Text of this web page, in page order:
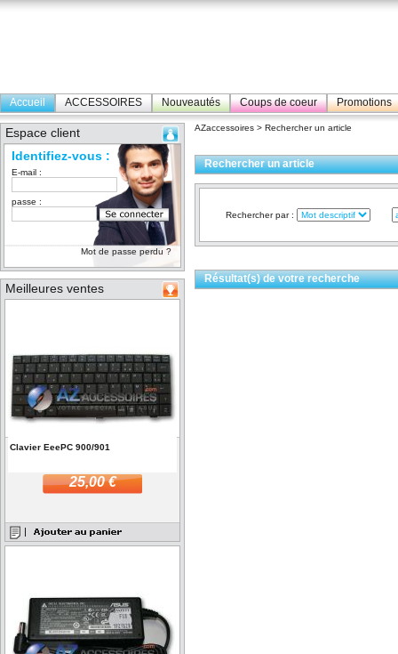
Accueil ACCESSOIRES Nouveautés Coups de coeur Promotions
Espace client
Identifiez-vous :
E-mail :
passe :
Mot de passe perdu ?
Meilleures ventes
Clavier EeePC 900/901
25,00 €
AZaccessoires > Rechercher un article
Rechercher un article
Rechercher par :
Résultat(s) de votre recherche